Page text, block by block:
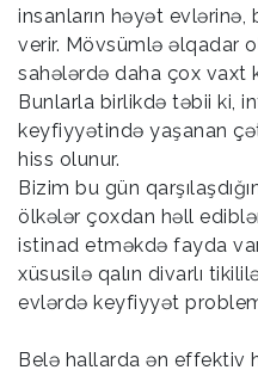
insanların həyət
verir. Mövsümlə əlqadar
sahələrdə daha çox vaxt
Bunlarla birlikdə təbii ki,
keyfiyyətində yaşanan
hiss olunur.
Bizim bu gün
ölkələr çoxdan həll
istinad etməkdə fayda
xüsusilə qalın divarlı
evlərdə keyfiyyət
Belə hallarda ən effektiv